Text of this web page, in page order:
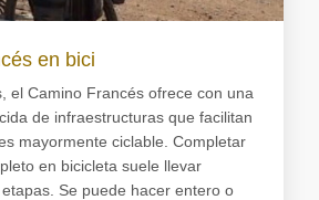
en bici
el Camino Francés ofrece con una
de infraestructuras que facilitan
mayormente ciclable. Completar
en bicicleta suele llevar
Se puede hacer entero o